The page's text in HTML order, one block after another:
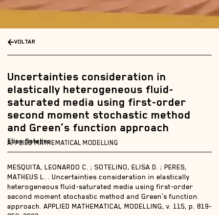
VOLTAR
Uncertainties consideration in
elastically heterogeneous fluid-
saturated media using first-order
second moment stochastic method
and Green’s function approach
APPLIED MATHEMATICAL MODELLING
Elisa Sotelino
MESQUITA, LEONARDO C. ; SOTELINO, ELISA D. ; PERES,
MATHEUS L. . Uncertainties consideration in elastically
heterogeneous fluid-saturated media using first-order
second moment stochastic method and Green’s function
approach. APPLIED MATHEMATICAL MODELLING, v. 115, p. 819-